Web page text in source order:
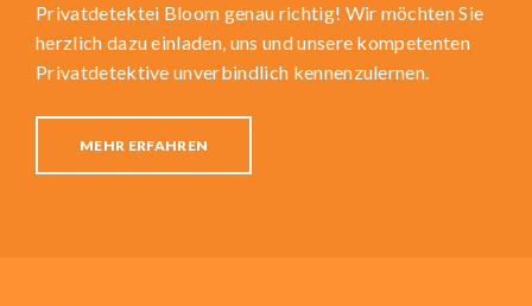
Privatdetektei Bloom genau richtig! Wir möchten Sie
herzlich dazu einladen, uns und unsere kompetenten
Privatdetektive unverbindlich kennenzulernen.
MEHR ERFAHREN